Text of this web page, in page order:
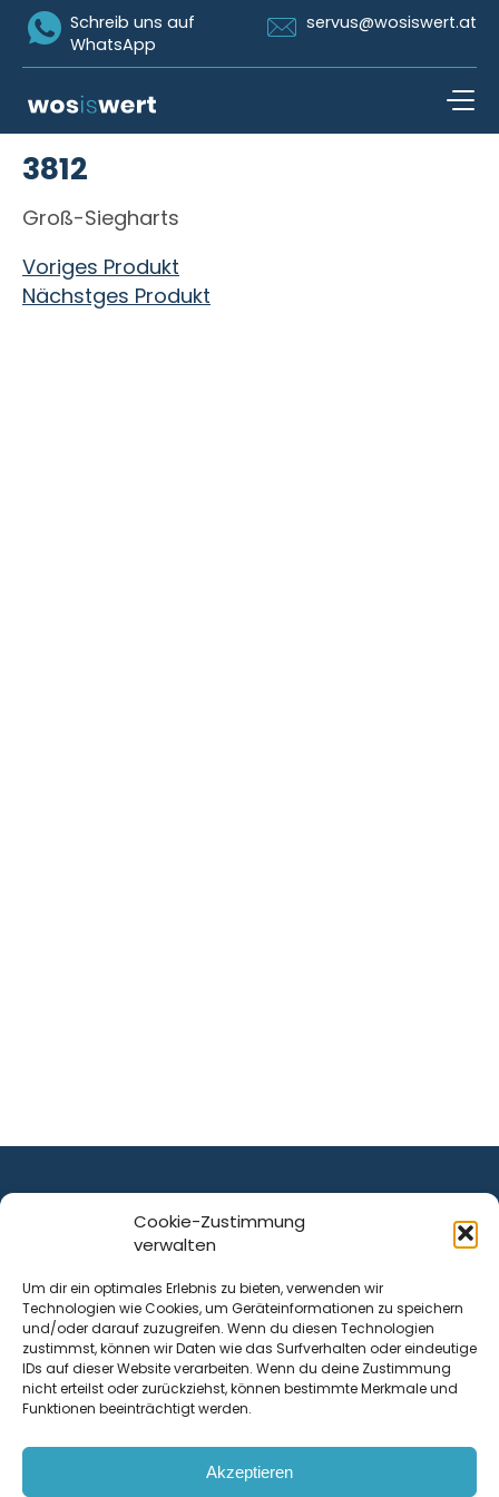
Cookie-Zustimmung
verwalten
Um dir ein optimales Erlebnis zu bieten, verwenden wir
Technologien wie Cookies, um Geräteinformationen zu speichern
und/oder darauf zuzugreifen. Wenn du diesen Technologien
zustimmst, können wir Daten wie das Surfverhalten oder eindeutige
IDs auf dieser Website verarbeiten. Wenn du deine Zustimmung
nicht erteilst oder zurückziehst, können bestimmte Merkmale und
Funktionen beeinträchtigt werden.
Akzeptieren
Icon Whatsapp
Schreib uns auf
WhatsApp
Icon Email
servus@wosiswert.at
3812
Groß-Siegharts
Beitragsnavigation
Voriges Produkt
Nächstges Produkt
ist ein Service von
Krenn Real GmbH
Tischlerstraße 12
4050Traun| Österreich
Kontakt